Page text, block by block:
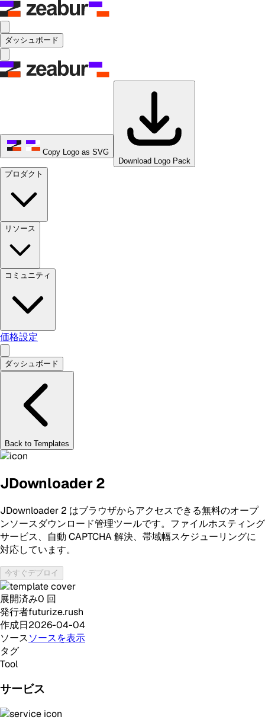
ダッシュボード
Copy Logo as SVG
Download Logo Pack
プロダクト
リソース
コミュニティ
価格設定
ダッシュボード
Back to Templates
JDownloader 2
JDownloader 2 はブラウザからアクセスできる無料のオープ
ンソースダウンロード管理ツールです。ファイルホスティング
サービス、自動 CAPTCHA 解決、帯域幅スケジューリングに
対応しています。
今すぐデプロイ
展開済み0 回
発行者futurize.rush
作成日2026-04-04
ソースソースを表示
タグ
Tool
サービス